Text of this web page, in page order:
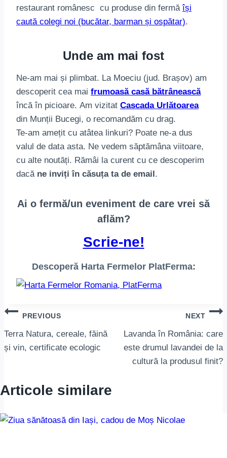
restaurant românesc cu produse din fermăîși
caută colegi noi (bucătar, barman și ospătar).
Unde am mai fost
Ne-am mai și plimbat. La Moeciu (jud. Brașov) am
descoperit cea mai frumoasă casă bătrânească
încă în picioare. Am vizitat Cascada Urlătoarea
din Munții Bucegi, o recomandăm cu drag.
Te-am amețit cu atâtea linkuri? Poate ne-a dus
valul de data asta. Ne vedem săptămâna viitoare,
cu alte noutăți. Rămâi la curent cu ce descoperim
dacă ne inviți în căsuța ta de email.
Ai o fermă/un eveniment de care vrei să
aflăm?
Scrie-ne!
Descoperă Harta Fermelor PlatFerma:
Navigare
în
articole
PREVIOUS
Terra Natura, cereale, făină
și vin, certificate ecologic
NEXT
Lavanda în România: care
este drumul lavandei de la
cultură la produsul finit?
Articole similare